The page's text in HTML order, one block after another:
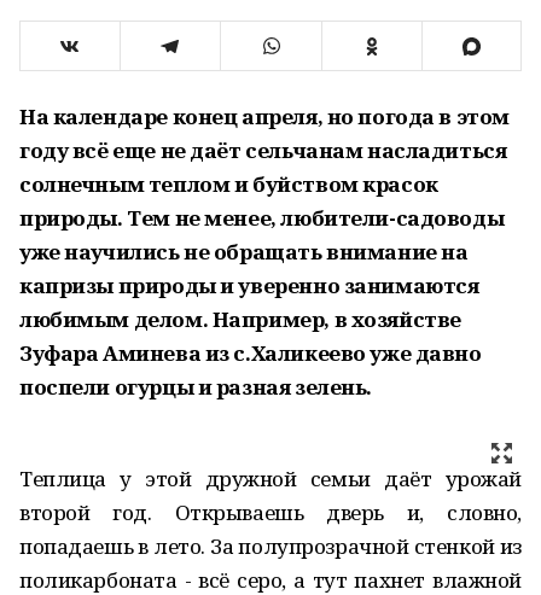
На календаре конец апреля, но погода в этом
году всё еще не даёт сельчанам насладиться
солнечным теплом и буйством красок
природы. Тем не менее, любители-садоводы
уже научились не обращать внимание на
капризы природы и уверенно занимаются
любимым делом. Например, в хозяйстве
Зуфара Аминева из с.Халикеево уже давно
поспели огурцы и разная зелень.
Теплица у этой дружной семьи даёт урожай
второй год. Открываешь дверь и, словно,
попадаешь в лето. За полупрозрачной стенкой из
поликарбоната - всё серо, а тут пахнет влажной